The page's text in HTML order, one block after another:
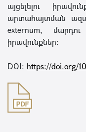
այցելելու
արտահայտման
externum,
իրավունքներ։
DOI: https://doi.org/